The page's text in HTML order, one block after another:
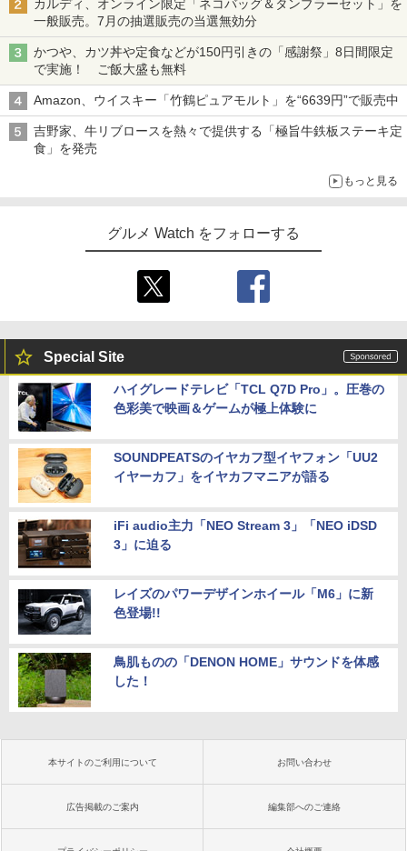
カルディ、オンライン限定「ネコバッグ＆タンブラーセット」を
一般販売。7月の抽選販売の当選無効分
かつや、カツ丼や定食などが150円引きの「感謝祭」8日間限定
で実施！ ご飯大盛も無料
Amazon、ウイスキー「竹鶴ピュアモルト」を“6639円”で販売中
吉野家、牛リブロースを熱々で提供する「極旨牛鉄板ステーキ定
食」を発売
もっと見る
グルメ Watch をフォローする
Special Site
ハイグレードテレビ「TCL Q7D Pro」。圧巻の
色彩美で映画＆ゲームが極上体験に
SOUNDPEATSのイヤカフ型イヤフォン「UU2
イヤーカフ」をイヤカフマニアが語る
iFi audio主力「NEO Stream 3」「NEO iDSD
3」に迫る
レイズのパワーデザインホイール「M6」に新
色登場!!
鳥肌ものの「DENON HOME」サウンドを体感
した！
本サイトのご利用について お問い合わせ
広告掲載のご案内 編集部へのご連絡